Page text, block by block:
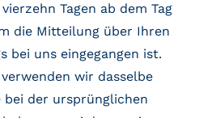
Tagen ab dem Tag
die Mitteilung über Ihren
bei uns eingegangen ist.
wir dasselbe
bei der ursprünglichen